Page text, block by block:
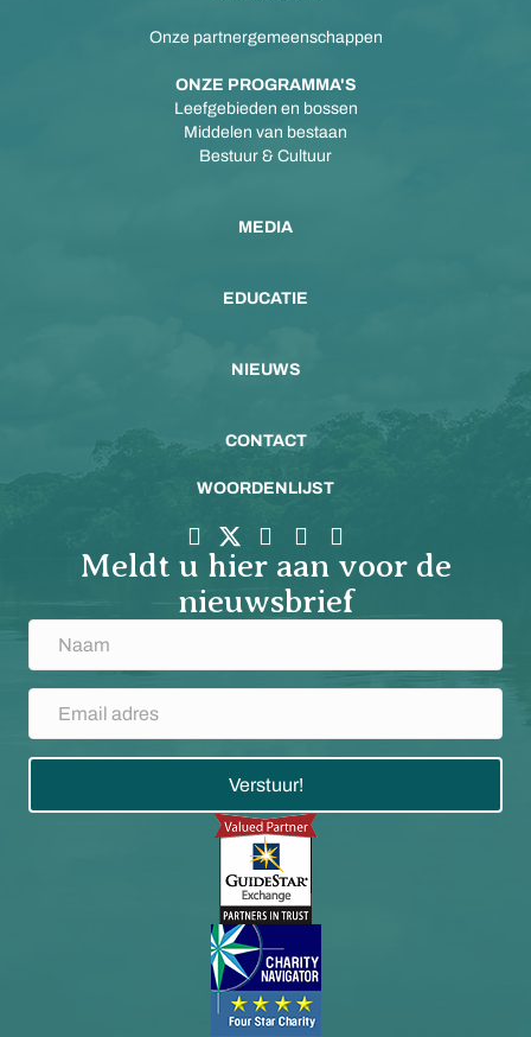
Onze partnergemeenschappen
ONZE PROGRAMMA'S
Leefgebieden en bossen
Middelen van bestaan
Bestuur & Cultuur
MEDIA
EDUCATIE
NIEUWS
CONTACT
WOORDENLIJST
Meldt u hier aan voor de
nieuwsbrief
Verstuur!